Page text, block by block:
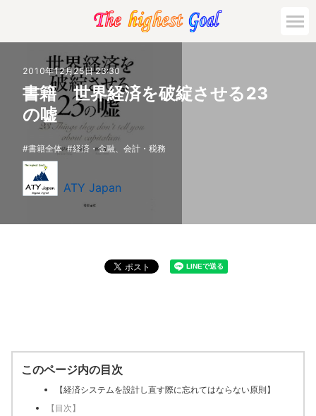
2010年12月25日 23:30
書籍 世界経済を破綻させる23
の嘘
書籍全体 経済・金融、会計・税務
ATY Japan
このページ内の目次
【経済システムを設計し直す際に忘れてはならない原則】
【目次】